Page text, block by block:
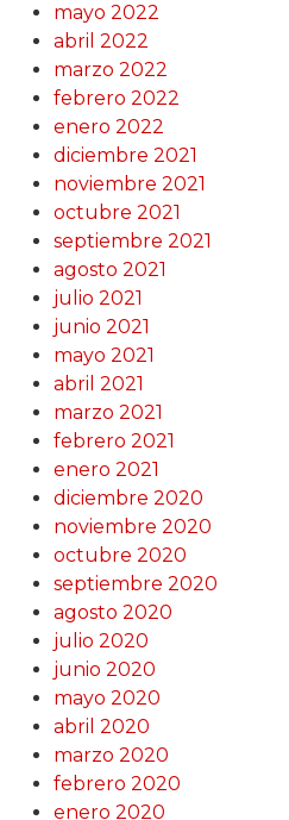
mayo 2022
abril 2022
marzo 2022
febrero 2022
enero 2022
diciembre 2021
noviembre 2021
octubre 2021
septiembre 2021
agosto 2021
julio 2021
junio 2021
mayo 2021
abril 2021
marzo 2021
febrero 2021
enero 2021
diciembre 2020
noviembre 2020
octubre 2020
septiembre 2020
agosto 2020
julio 2020
junio 2020
mayo 2020
abril 2020
marzo 2020
febrero 2020
enero 2020